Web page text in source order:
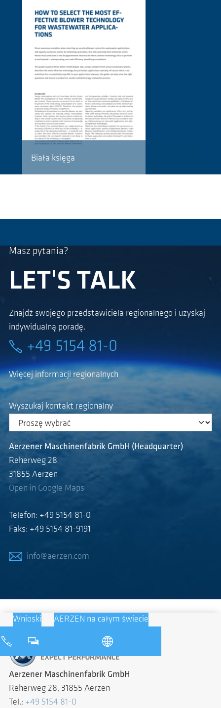
Biała księga
Masz pytania?
LET'S TALK
Znajdź swojego przedstawiciela regionalnego i uzyskaj
indywidualną poradę.
+49 5154 81-0
Więcej informacji regionalnych
Wyszukaj kontakt regionalny
Aerzener Maschinenfabrik GmbH (Headquarter)
Reherweg 28
31855 Aerzen
Open in Google Maps
Telefon: +49 5154 81-0
Faks: +49 5154 81-9191
info@aerzen.com
Wnioski AERZEN na całym świecie
Aerzener Maschinenfabrik GmbH
Reherweg 28, 31855 Aerzen
Tel.: +49 5154 81-0